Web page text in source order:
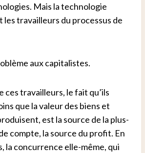
Mais la technologie
les travailleurs du processus de
aux capitalistes.
ces travailleurs, le fait qu’ils
que la valeur des biens et
est la source de la plus-
compte, la source du profit. En
la concurrence elle-même, qui